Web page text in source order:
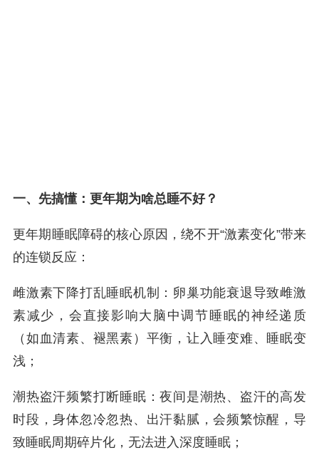
一、先搞懂：更年期为啥总睡不好？
更年期睡眠障碍的核心原因，绕不开“激素变化”带来
的连锁反应：
雌激素下降打乱睡眠机制：卵巢功能衰退导致雌激
素减少，会直接影响大脑中调节睡眠的神经递质
（如血清素、褪黑素）平衡，让入睡变难、睡眠变
浅；
潮热盗汗频繁打断睡眠：夜间是潮热、盗汗的高发
时段，身体忽冷忽热、出汗黏腻，会频繁惊醒，导
致睡眠周期碎片化，无法进入深度睡眠；